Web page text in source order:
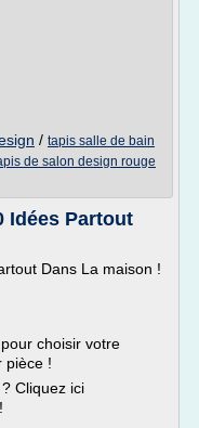
/ tapis salle de bain
de salon design rouge
Idées Partout
Dans La maison !
choisir votre
pièce !
Cliquez ici